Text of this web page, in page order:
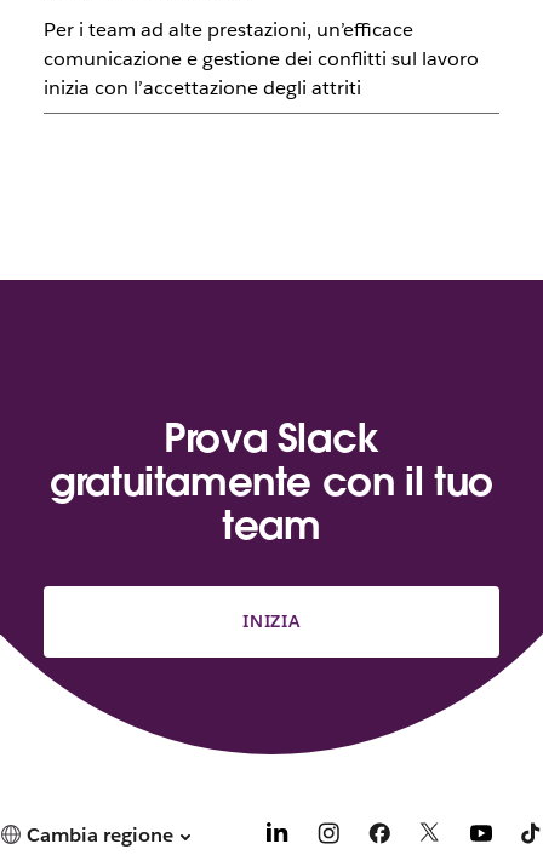
Per i team ad alte prestazioni, un’efficace
comunicazione e gestione dei conflitti sul lavoro
inizia con l’accettazione degli attriti
Prova Slack
gratuitamente con il tuo
team
INIZIA
Cambia regione